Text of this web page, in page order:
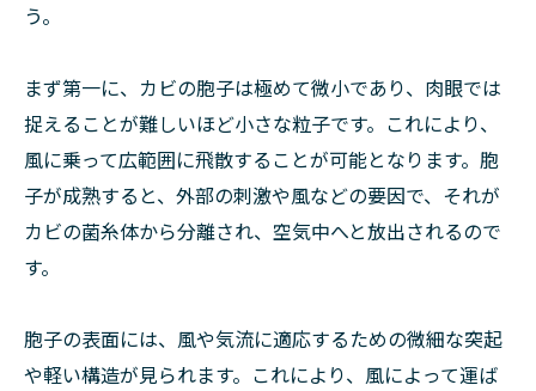
う。
まず第一に、カビの胞子は極めて微小であり、肉眼では
捉えることが難しいほど小さな粒子です。これにより、
風に乗って広範囲に飛散することが可能となります。胞
子が成熟すると、外部の刺激や風などの要因で、それが
カビの菌糸体から分離され、空気中へと放出されるので
す。
胞子の表面には、風や気流に適応するための微細な突起
や軽い構造が見られます。これにより、風によって運ば